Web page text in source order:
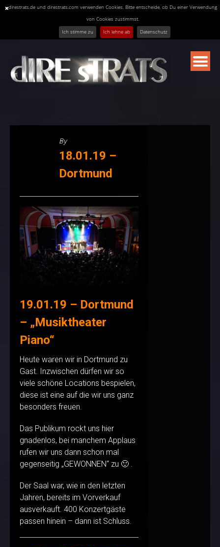
direstrats.de und direstrats.com verwenden Cookies. Bitte entscheide, ob Du einer Verwendung
von Cookies zustimmst.
Ich stimme zu
Ich lehne ab Datenschutz
content
By
18.01.19 –
Dortmund
19.01.19 – Dortmund
– „Musiktheater
Piano“
Heute waren wir in Dortmund zu
Gast. Inzwischen dürfen wir so
viele schöne Locations bespielen,
diese ist eine auf die wir uns ganz
besonders freuen.
Das Publikum rockt uns hier
gnadenlos, bei manchem Applaus
rufen wir uns dann schon mal
gegenseitig „GEWONNEN“ zu 🙂 .
Der Saal war, wie in den letzten
Jahren, bereits im Vorverkauf
ausverkauft. 400 Konzertgäste
passen hinein – dann ist Schluss.